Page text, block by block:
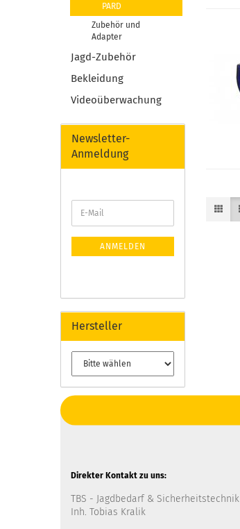
PARD
Zubehör und
Adapter
Jagd-Zubehör
Bekleidung
Videoüberwachung
Newsletter-
Anmeldung
ANMELDEN
Hersteller
Direkter Kontakt zu uns:
TBS - Jagdbedarf & Sicherheitstechnik
Inh. Tobias Kralik